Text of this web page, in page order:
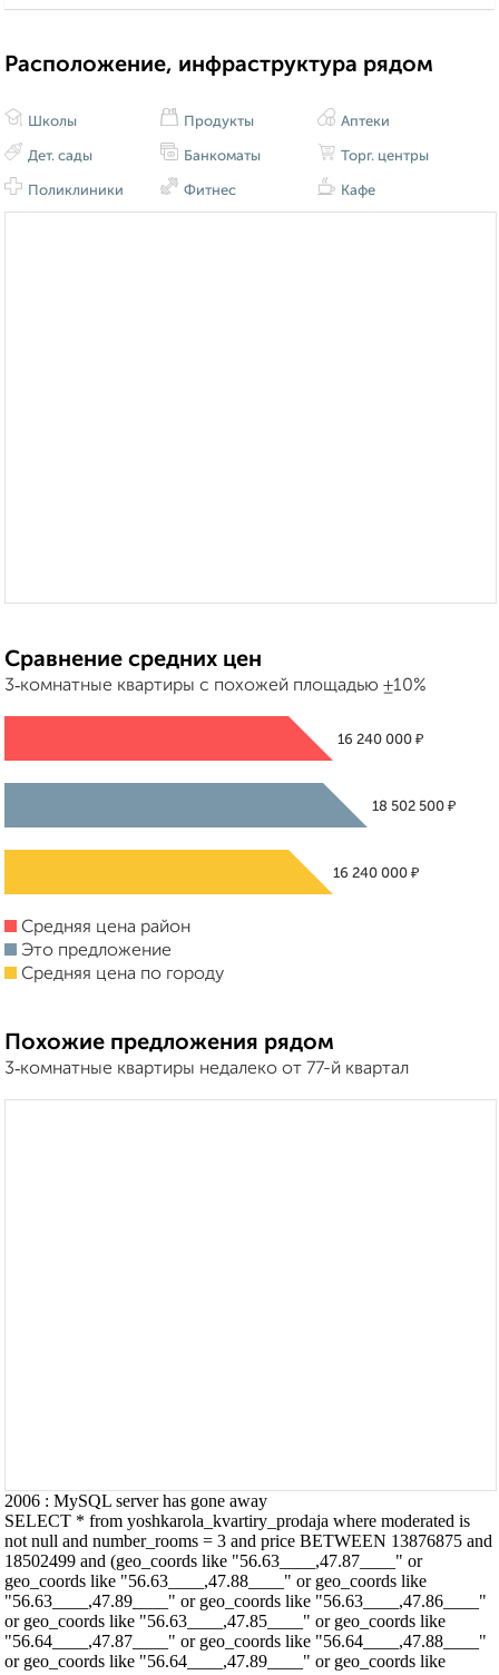
Расположение, инфраструктура рядом
Школы
Дет. сады
Поликлиники
Продукты
Банкоматы
Фитнес
Аптеки
Торг. центры
Кафе
Сравнение средних цен
3‑комнатные квартиры с похожей площадью ±10%
16 240 000₽
18 502 500 ₽
16 240 000₽
Средняя цена район
Это предложение
Средняя цена по городу
Похожие предложения рядом
3‑комнатные квартиры недалеко от 77-й квартал
2006 : MySQL server has gone away
SELECT * from yoshkarola_kvartiry_prodaja where moderated is
not null and number_rooms = 3 and price BETWEEN 13876875 and
18502499 and (geo_coords like "56.63____,47.87____" or
geo_coords like "56.63____,47.88____" or geo_coords like
"56.63____,47.89____" or geo_coords like "56.63____,47.86____"
or geo_coords like "56.63____,47.85____" or geo_coords like
"56.64____,47.87____" or geo_coords like "56.64____,47.88____"
or geo_coords like "56.64____,47.89____" or geo_coords like